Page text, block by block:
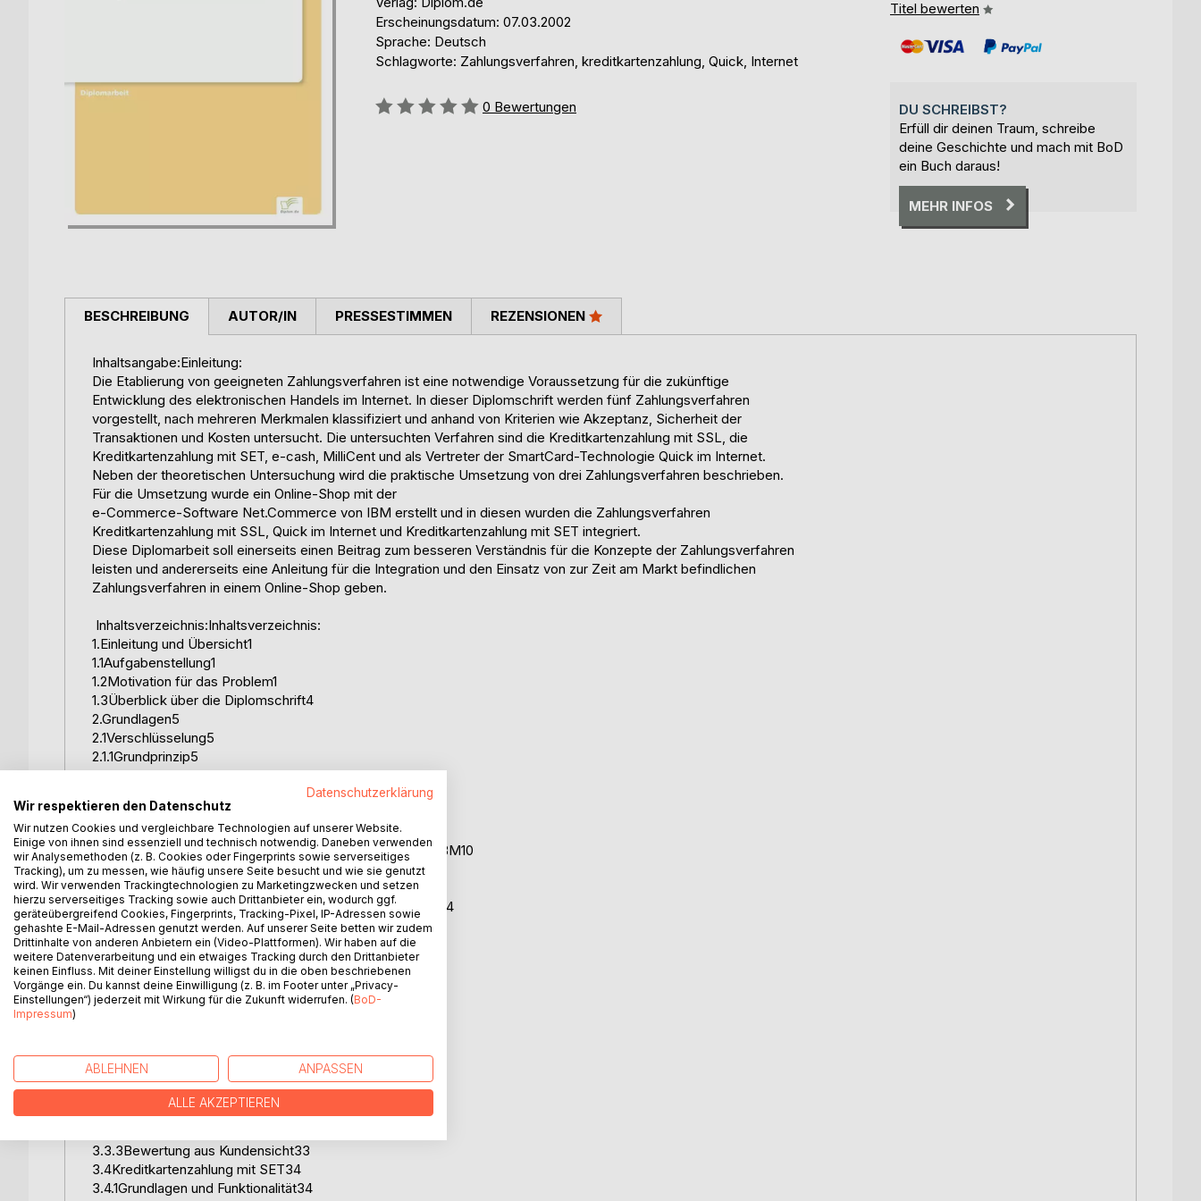
Erscheinungsdatum: 07.03.2002
Sprache: Deutsch
Schlagworte: Zahlungsverfahren, kreditkartenzahlung, Quick, Internet
Bewertung::
0 Bewertungen
Titel bewerten
DU SCHREIBST?
Erfüll dir deinen Traum, schreibe
deine Geschichte und mach mit BoD
ein Buch daraus!
MEHR INFOS
BESCHREIBUNG
Inhaltsangabe:Einleitung:
Die Etablierung von geeigneten Zahlungsverfahren ist eine notwendige Voraussetzung für die zukünftige
Entwicklung des elektronischen Handels im Internet. In dieser Diplomschrift werden fünf Zahlungsverfahren
vorgestellt, nach mehreren Merkmalen klassifiziert und anhand von Kriterien wie Akzeptanz, Sicherheit der
Transaktionen und Kosten untersucht. Die untersuchten Verfahren sind die Kreditkartenzahlung mit SSL, die
Kreditkartenzahlung mit SET, e-cash, MilliCent und als Vertreter der SmartCard-Technologie Quick im Internet.
Neben der theoretischen Untersuchung wird die praktische Umsetzung von drei Zahlungsverfahren beschrieben.
Für die Umsetzung wurde ein Online-Shop mit der
e-Commerce-Software Net.Commerce von IBM erstellt und in diesen wurden die Zahlungsverfahren
Kreditkartenzahlung mit SSL, Quick im Internet und Kreditkartenzahlung mit SET integriert.
Diese Diplomarbeit soll einerseits einen Beitrag zum besseren Verständnis für die Konzepte der Zahlungsverfahren
leisten und andererseits eine Anleitung für die Integration und den Einsatz von zur Zeit am Markt befindlichen
Zahlungsverfahren in einem Online-Shop geben.
Inhaltsverzeichnis:Inhaltsverzeichnis:
1.Einleitung und Übersicht1
1.1Aufgabenstellung1
1.2Motivation für das Problem1
1.3Überblick über die Diplomschrift4
2.Grundlagen5
2.1Verschlüsselung5
2.1.1Grundprinzip5
2.1.2Symmetrische Verschlüsselung6
2.1.3Asymmetrische Verschlüsselung7
2.2Digitale Signatur9
2.3Zertifizierung10
2.4E-Commerce Standardsoftware Net.Commerce von IBM10
2.4.1Systemarchitektur von Net.Commerce11
2.4.2Net.Commerce Administrator13
2.4.3Kommandos, Tasks und überschreibbare Funktionen14
2.4.4Net.Data-Makros20
3.Theoretische Untersuchung der Zahlungsverfahren24
3.1Anforderungen an Zahlungsverfahren24
3.1.1Anforderungen der Händler24
3.1.2Anforderungen der Kunden25
3.2.2Klassifizierung nach dem Transaktionskonzept30
3.2.3Klassifizierung nach dem Einsatzgebiet30
3.3Kreditkartenzahlung mit SSL31
3.3.1Grundlagen und Funktionalität31
3.3.3Bewertung aus Kundensicht33
3.4Kreditkartenzahlung mit SET34
3.4.1Grundlagen und Funktionalität34
AUTOR/IN PRESSESTIMMEN REZENSIONEN
Datenschutzerklärung
Wir respektieren den Datenschutz
Wir nutzen Cookies und vergleichbare Technologien auf unserer Website.
Einige von ihnen sind essenziell und technisch notwendig. Daneben verwenden
wir Analysemethoden (z. B. Cookies oder Fingerprints sowie serverseitiges
Tracking), um zu messen, wie häufig unsere Seite besucht und wie sie genutzt
wird. Wir verwenden Trackingtechnologien zu Marketingzwecken und setzen
hierzu serverseitiges Tracking sowie auch Drittanbieter ein, wodurch ggf.
geräteübergreifend Cookies, Fingerprints, Tracking-Pixel, IP-Adressen sowie
gehashte E-Mail-Adressen genutzt werden. Auf unserer Seite betten wir zudem
Drittinhalte von anderen Anbietern ein (Video-Plattformen). Wir haben auf die
weitere Datenverarbeitung und ein etwaiges Tracking durch den Drittanbieter
keinen Einfluss. Mit deiner Einstellung willigst du in die oben beschriebenen
Vorgänge ein. Du kannst deine Einwilligung (z. B. im Footer unter „Privacy-
Einstellungen“) jederzeit mit Wirkung für die Zukunft widerrufen. (BoD-
Impressum)
ABLEHNEN ANPASSEN
ALLE AKZEPTIEREN